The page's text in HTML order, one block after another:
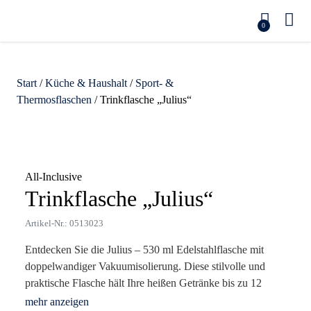
0
Start /Küche & Haushalt / Sport- &
Thermosflaschen / Trinkflasche „Julius“
All-Inclusive
Trinkflasche „Julius“
Artikel-Nr.: 0513023
Entdecken Sie die Julius – 530 ml Edelstahlflasche mit
doppelwandiger Vakuumisolierung. Diese stilvolle und
praktische Flasche hält Ihre heißen Getränke bis zu 12
Stunden warm und Ihre kalten Getränke bis zu 24 Stunden